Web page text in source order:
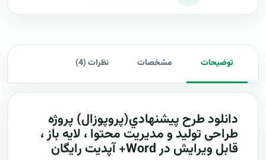
توضیحات مشخصات نظرات (4)
دانلود طرح پيشنهادي(پروپوزال) پروژه
طراحی تولید و مدیریت محتوا ، لایه باز ،
قابل ویرایش در Word+ آپدیت رایگان